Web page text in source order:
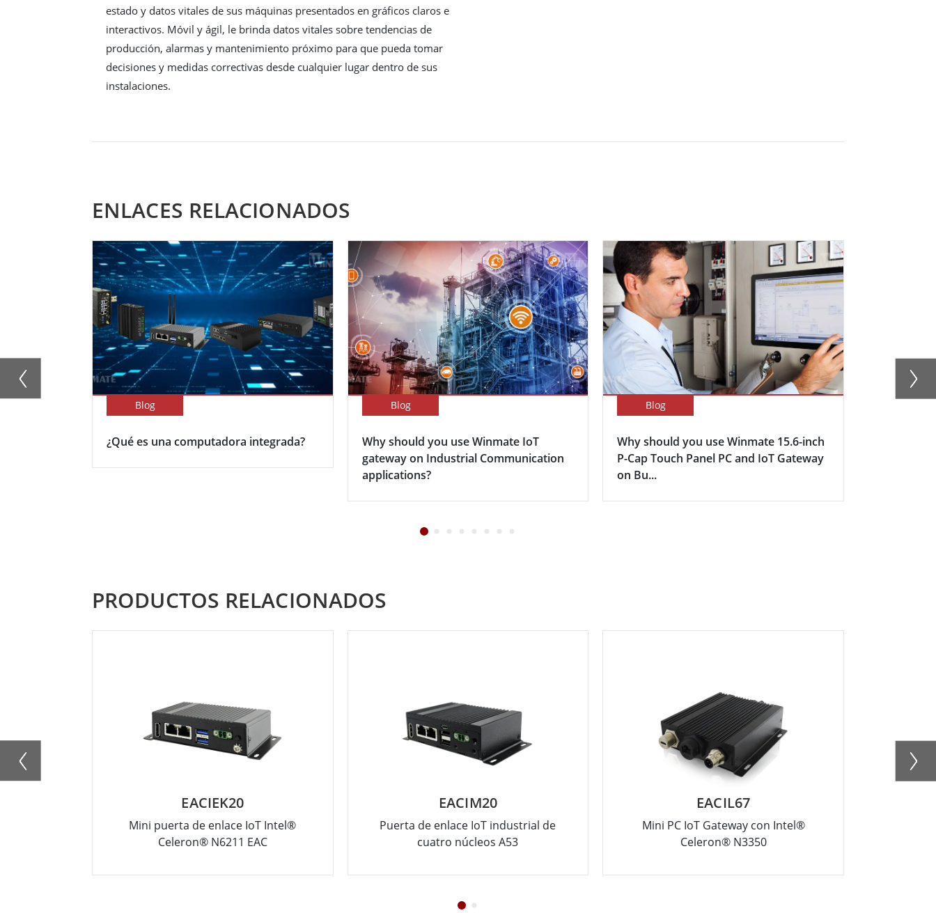
estado y datos vitales de sus máquinas presentados en gráficos claros e
interactivos. Móvil y ágil, le brinda datos vitales sobre tendencias de
producción, alarmas y mantenimiento próximo para que pueda tomar
decisiones y medidas correctivas desde cualquier lugar dentro de sus
instalaciones.
ENLACES RELACIONADOS
Blog
¿Qué es una computadora integrada?
Blog
Why should you use Winmate IoT
gateway on Industrial Communication
applications?
Blog
Why should you use Winmate 15.6-inch
P-Cap Touch Panel PC and IoT Gateway
on Bu...
PRODUCTOS RELACIONADOS
EACIEK20
Mini puerta de enlace IoT Intel®
Celeron® N6211 EAC
EACIM20
Puerta de enlace IoT industrial de
cuatro núcleos A53
EACIL67
Mini PC IoT Gateway con Intel®
Celeron® N3350